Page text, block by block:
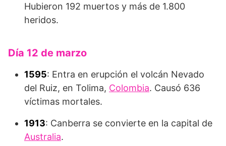
Hubieron 192 muertos y más de 1.800
heridos.
Día 12 de marzo
1595: Entra en erupción el volcán Nevado
del Ruiz, en Tolima, Colombia. Causó 636
víctimas mortales.
1913: Canberra se convierte en la capital de
Australia.